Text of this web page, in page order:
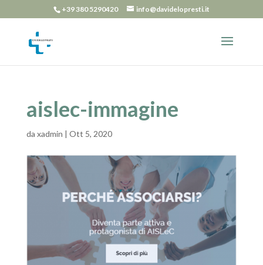
+39 380 5290420 info@davidelopresti.it
aislec-immagine
da xadmin | Ott 5, 2020